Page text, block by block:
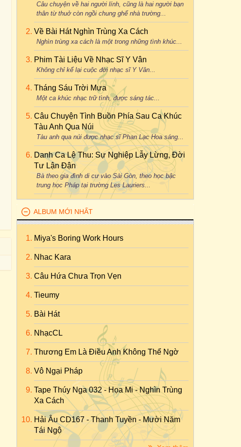
Câu chuyện về hai người lính, cũng là hai người bạn
thân từ thuở còn ngồi chung ghế nhà trường...
Về Bài Hát Nghìn Trùng Xa Cách
Nghìn trùng xa cách là một trong những tình khúc...
Phim Tài Liệu Về Nhạc Sĩ Y Vân
Không chỉ kể lại cuộc đời nhạc sĩ Y Vân...
Tháng Sáu Trời Mưa
Một ca khúc nhạc trữ tình, được sáng tác...
Câu Chuyện Tình Buồn Phía Sau Ca Khúc
Tàu Anh Qua Núi
Tàu anh qua núi được nhạc sĩ Phan Lạc Hoa sáng...
Danh Ca Lệ Thu: Sự Nghiệp Lẫy Lừng, Đời
Tư Lận Đận
Bà theo gia đình di cư vào Sài Gòn, theo học bậc
trung học Pháp tại trường Les Lauriers...
ALBUM MỚI NHẤT
Miya's Boring Work Hours
Nhac Kara
Câu Hứa Chưa Trọn Vẹn
Tieumy
Bài Hát
NhạcCL
Thương Em Là Điều Anh Không Thể Ngờ
Vô Ngại Pháp
Tape Thúy Nga 032 - Họa Mi - Nghìn Trùng
Xa Cách
Hải Âu CD167 - Thanh Tuyền - Mười Năm
Tái Ngộ